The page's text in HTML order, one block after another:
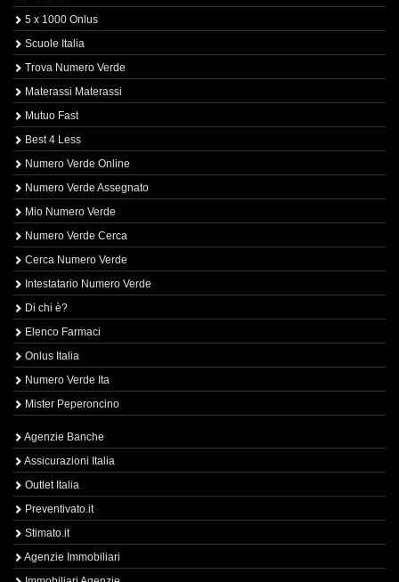
5 x 1000 Onlus
Scuole Italia
Trova Numero Verde
Materassi Materassi
Mutuo Fast
Best 4 Less
Numero Verde Online
Numero Verde Assegnato
Mio Numero Verde
Numero Verde Cerca
Cerca Numero Verde
Intestatario Numero Verde
Di chi è?
Elenco Farmaci
Onlus Italia
Numero Verde Ita
Mister Peperoncino
Agenzie Banche
Assicurazioni Italia
Outlet Italia
Preventivato.it
Stimato.it
Agenzie Immobiliari